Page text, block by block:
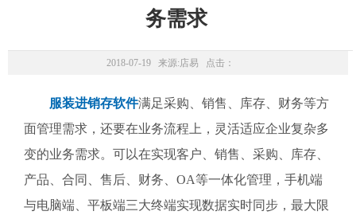
务需求
2018-07-19 来源:店易 点击：
服装进销存软件满足采购、销售、库存、财务等方
面管理需求，还要在业务流程上，灵活适应企业复杂多
变的业务需求。可以在实现客户、销售、采购、库存、
产品、合同、售后、财务、OA等一体化管理，手机端
与电脑端、平板端三大终端实现数据实时同步，最大限